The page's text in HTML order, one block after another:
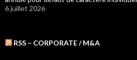
6 juillet 2026
RSS – CORPORATE / M&A